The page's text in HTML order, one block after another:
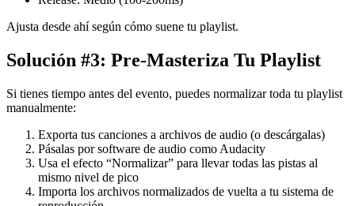
Ajusta desde ahí según cómo suene tu playlist.
Solución #3: Pre-Masteriza Tu Playlist
Si tienes tiempo antes del evento, puedes normalizar toda tu playlist
manualmente:
Exporta tus canciones a archivos de audio (o descárgalas)
Pásalas por software de audio como Audacity
Usa el efecto “Normalizar” para llevar todas las pistas al
mismo nivel de pico
Importa los archivos normalizados de vuelta a tu sistema de